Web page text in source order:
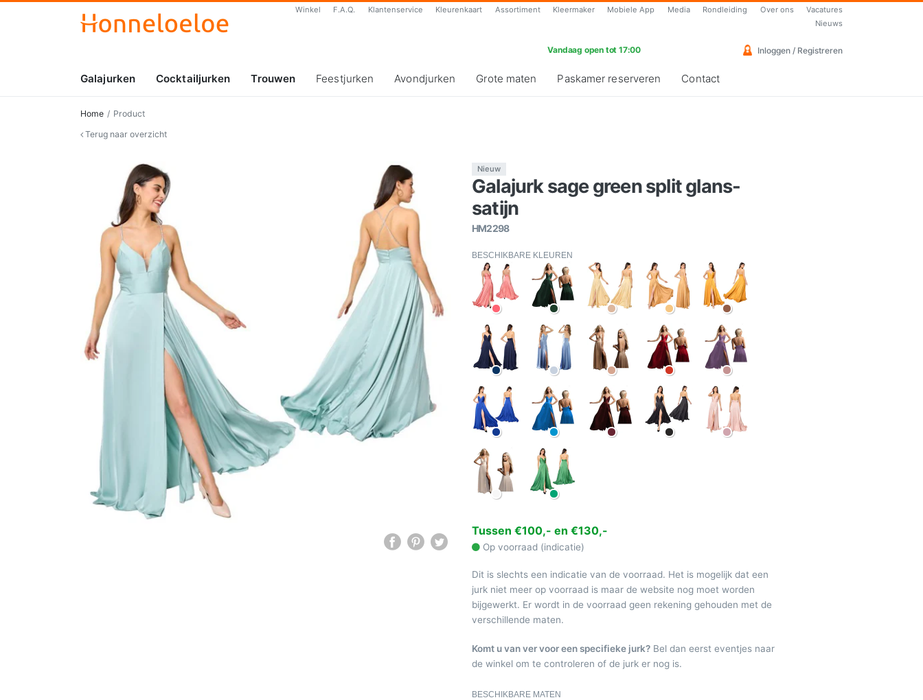
Winkel F.A.Q. Klantenservice Kleurenkaart Assortiment Kleermaker Mobiele App Media Rondleiding Over ons
Vacatures
Nieuws
Vandaag open tot 17:00 Inloggen / Registreren
Galajurken Cocktailjurken Trouwen Feestjurken Avondjurken Grote maten Paskamer reserveren Contact
Home
Product
Terug naar overzicht
Nieuw
Galajurk sage green split glans-
satijn
HM2298
BESCHIKBARE KLEUREN
Tussen €100,- en €130,-
Op voorraad (indicatie)
Dit is slechts een indicatie van de voorraad. Het is mogelijk dat een
jurk niet meer op voorraad is maar de website nog moet worden
bijgewerkt. Er wordt in de voorraad geen rekening gehouden met de
verschillende maten.
Komt u van ver voor een specifieke jurk? Bel dan eerst eventjes naar
de winkel om te controleren of de jurk er nog is.
BESCHIKBARE MATEN